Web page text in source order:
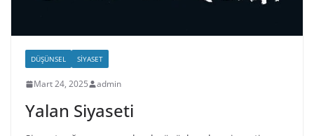
DÜŞÜNSEL SIYASET
Mart 24, 2025 admin
Yalan Siyaseti